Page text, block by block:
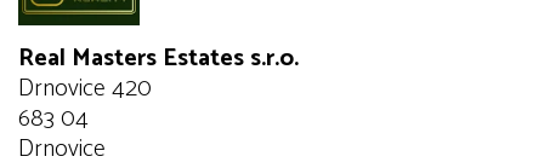
Real Masters Estates s.r.o.
Drnovice 420
683 04
Drnovice